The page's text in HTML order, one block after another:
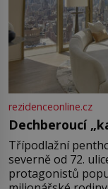
rezidenceonline.cz
Dechberoucí
Třípodlažní
severně od 72.
protagonistů